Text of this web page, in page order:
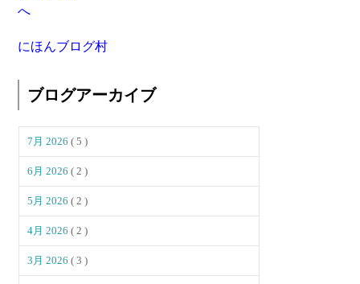
にほんブログ村
ブログアーカイブ
7月 2026( 5 )
6月 2026( 2 )
5月 2026( 2 )
4月 2026( 2 )
3月 2026( 3 )